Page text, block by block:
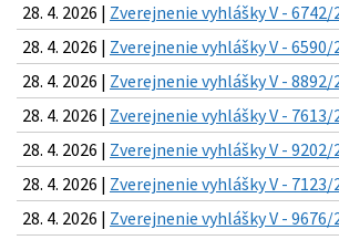
28. 4. 2026 | Zverejnenie vyhlášky V - 6742/
28. 4. 2026 | Zverejnenie vyhlášky V - 6590/
28. 4. 2026 | Zverejnenie vyhlášky V - 8892/
28. 4. 2026 | Zverejnenie vyhlášky V - 7613/
28. 4. 2026 | Zverejnenie vyhlášky V - 9202/
28. 4. 2026 | Zverejnenie vyhlášky V - 7123/
28. 4. 2026 | Zverejnenie vyhlášky V - 9676/